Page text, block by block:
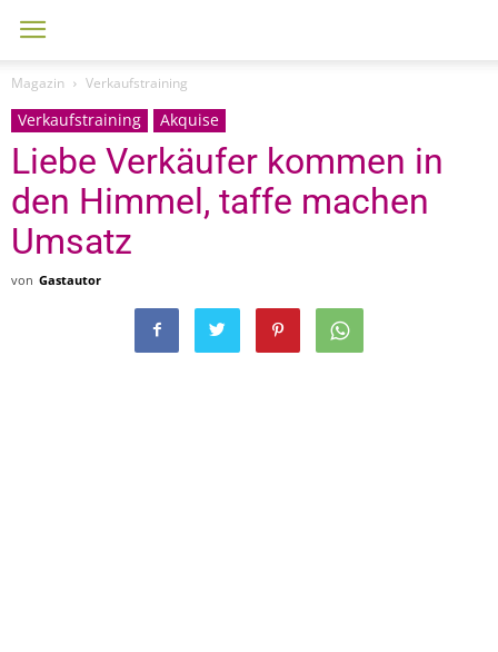
Magazin Verkaufstraining
Verkaufstraining Akquise
Liebe Verkäufer kommen in
den Himmel, taffe machen
Umsatz
von Gastautor